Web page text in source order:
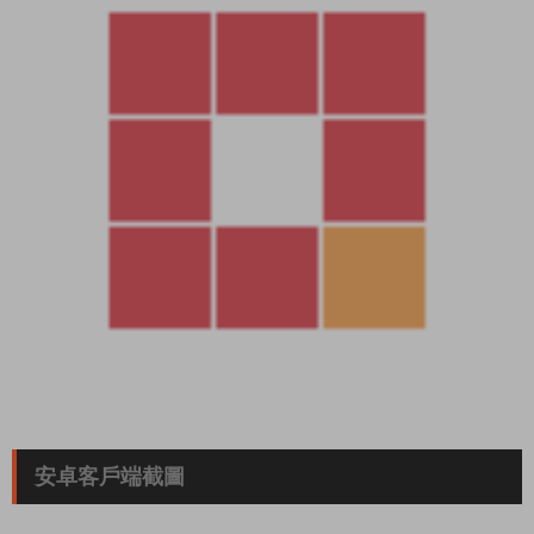
安卓客戶端截圖